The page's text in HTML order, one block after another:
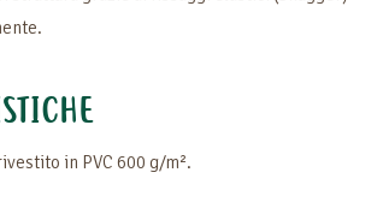
in PVC 600 g/m².